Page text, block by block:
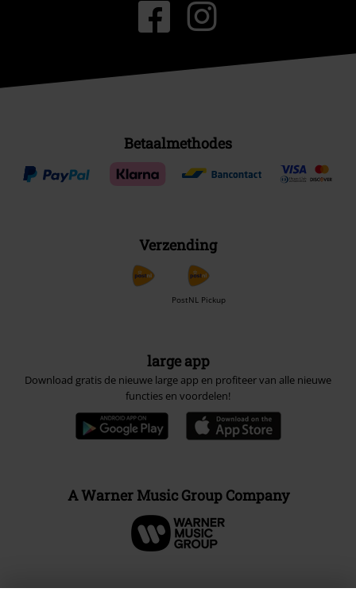
Betaalmethodes
Verzending
PostNL Pickup
large app
Download gratis de nieuwe large app en profiteer van alle nieuwe
functies en voordelen!
A Warner Music Group Company